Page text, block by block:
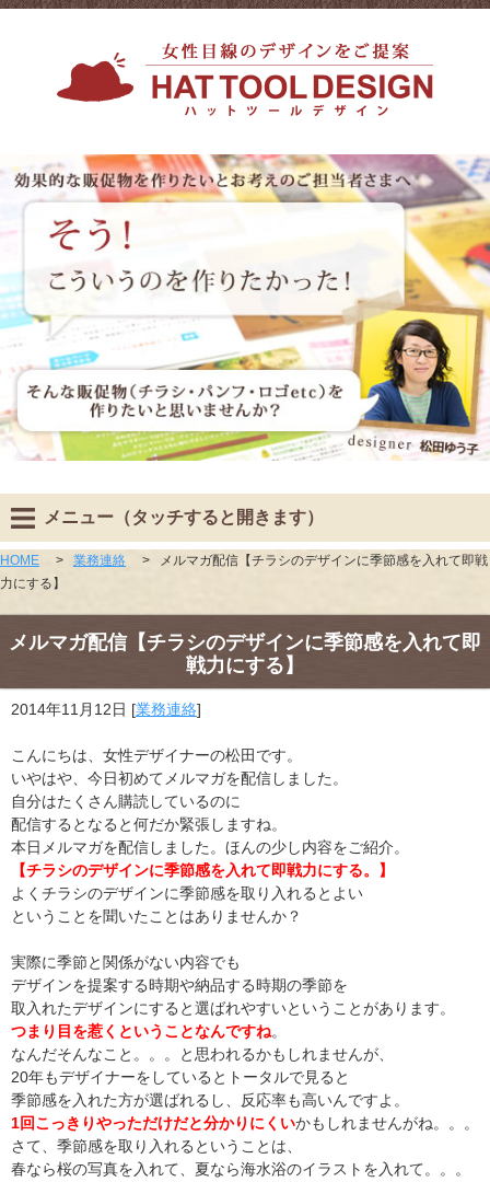
メニュー（タッチすると開きます）
HOME > 業務連絡 >
メルマガ配信【チラシのデザインに季節感を入れて即戦
力にする】
メルマガ配信【チラシのデザインに季節感を入れて即
戦力にする】
2014年11月12日 [業務連絡]
こんにちは、女性デザイナーの松田です。
いやはや、今日初めてメルマガを配信しました。
自分はたくさん購読しているのに
配信するとなると何だか緊張しますね。
本日メルマガを配信しました。ほんの少し内容をご紹介。
【チラシのデザインに季節感を入れて即戦力にする。】
よくチラシのデザインに季節感を取り入れるとよい
ということを聞いたことはありませんか？
実際に季節と関係がない内容でも
デザインを提案する時期や納品する時期の季節を
取入れたデザインにすると選ばれやすいということがあります。
つまり目を惹くということなんですね。
なんだそんなこと。。。と思われるかもしれませんが、
20年もデザイナーをしているとトータルで見ると
季節感を入れた方が選ばれるし、反応率も高いんですよ。
1回こっきりやっただけだと分かりにくいかもしれませんがね。。。
さて、季節感を取り入れるということは、
春なら桜の写真を入れて、夏なら海水浴のイラストを入れて。。。